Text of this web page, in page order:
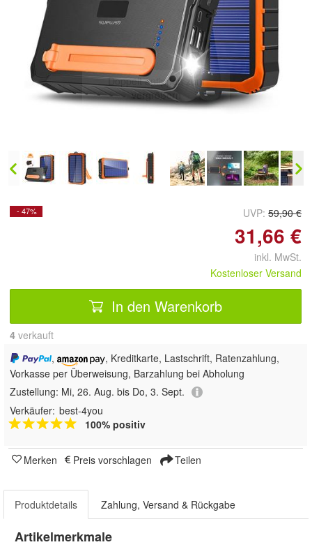
Doppelt antippen zum
vergrößern
- 47% UVP: 59,90 €
31,66 €
inkl. MwSt.
Kostenloser Versand
In den Warenkorb
4 verkauft
,
, Kreditkarte, Lastschrift, Ratenzahlung,
Vorkasse per Überweisung, Barzahlung bei Abholung
Zustellung: Mi, 26. Aug. bis Do, 3. Sept.
Verkäufer: best-4you
100% positiv
Merken Preis vorschlagen Teilen
Produktdetails Zahlung, Versand & Rückgabe
Artikelmerkmale